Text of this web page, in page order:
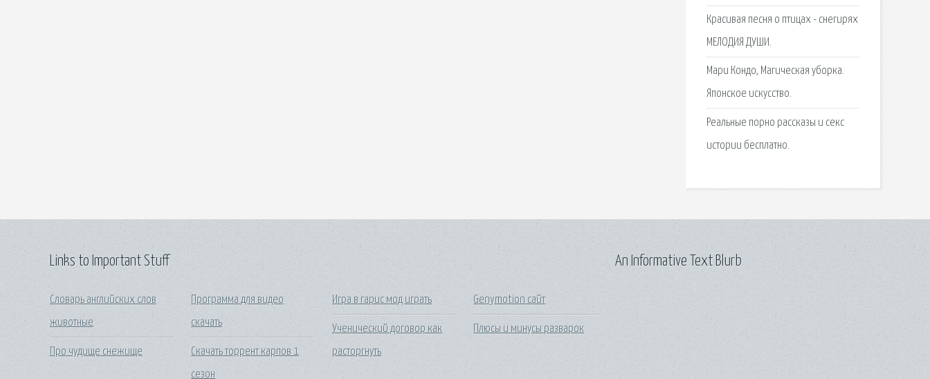
Красивая песня о птицах - снегирях
МЕЛОДИЯ ДУШИ.
Мари Кондо, Магическая уборка.
Японское искусство.
Реальные порно рассказы и секс
истории бесплатно.
Links to Important Stuff
Словарь английских слов
животные
Про чудище снежище
Программа для видео
скачать
Скачать торрент карпов 1
сезон
Игра в гарис мод играть
Ученический договор как
расторгнуть
Genymotion сайт
Плюсы и минусы разварок
An Informative Text Blurb